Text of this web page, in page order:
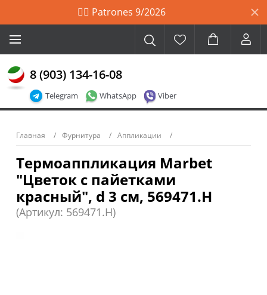
🙋‍♀️ Patrones 9/2026
Telegram WhatsApp Viber
8 (903) 134-16-08
Главная Фурнитура Аппликации
Термоаппликация Marbet
"Цветок с пайетками
красный", d 3 см, 569471.H
(Артикул: 569471.H)